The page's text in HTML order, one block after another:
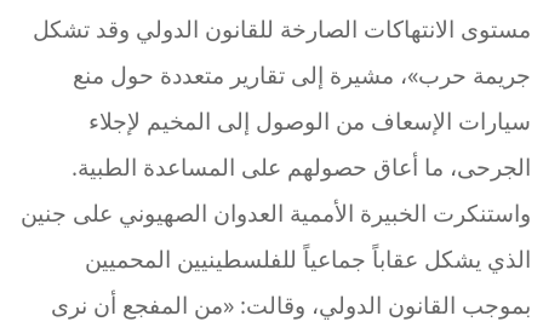
مستوى الانتهاكات الصارخة للقانون الدولي وقد تشكل
جريمة حرب»، مشيرة إلى تقارير متعددة حول منع
سيارات الإسعاف من الوصول إلى المخيم لإجلاء
الجرحى، ما أعاق حصولهم على المساعدة الطبية.
واستنكرت الخبيرة الأممية العدوان الصهيوني على جنين
الذي يشكل عقاباً جماعياً للفلسطينيين المحميين
بموجب القانون الدولي، وقالت: «من المفجع أن نرى